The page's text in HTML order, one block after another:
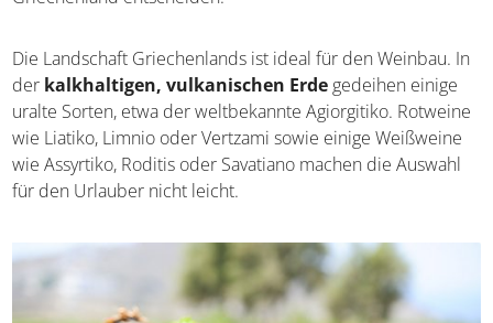
Göttern. Wer es den alten Hellenen gleichtun will, der
Griechenland entscheiden.
Die Landschaft Griechenlands ist ideal für den Weinbau.
In derkalkhaltigen, vulkanischen Erdegedeihen
einige uralte Sorten, etwa der weltbekannte Agiorgitiko.
Rotweine wie Liatiko, Limnio oder Vertzami sowie einige
die Auswahl für den Urlauber nicht leicht.